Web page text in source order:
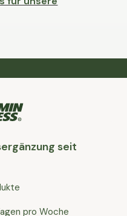
seit
pro Woche